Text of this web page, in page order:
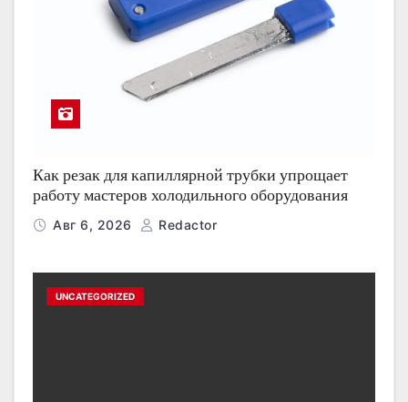
Как резак для капиллярной трубки упрощает
работу мастеров холодильного оборудования
Авг 6, 2026 Redactor
UNCATEGORIZED